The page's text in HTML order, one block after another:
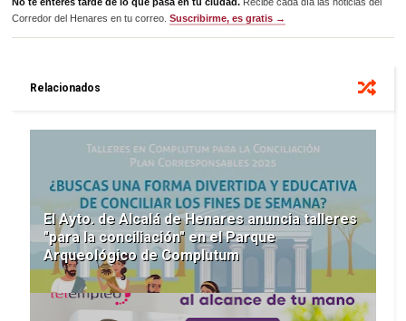
No te enteres tarde de lo que pasa en tu ciudad. Recibe cada día las noticias del
Corredor del Henares en tu correo.Suscribirme, es gratis →
Relacionados
El Ayto. de Alcalá de Henares anuncia talleres
"para la conciliación" en el Parque
Arqueológico de Complutum